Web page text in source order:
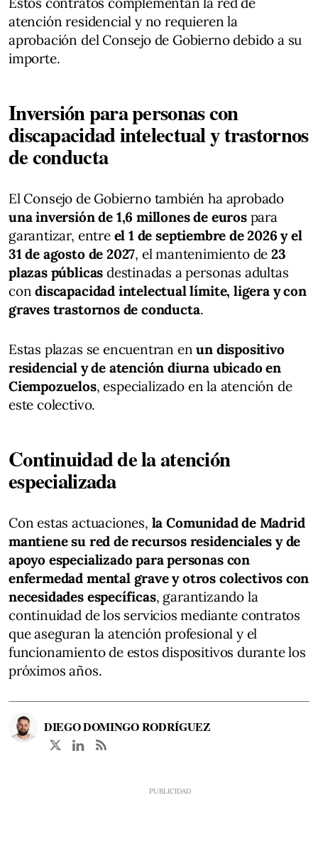
atención residencial y no requieren la
aprobación del Consejo de Gobierno debido a su
importe.
Inversión para personas con
discapacidad intelectual y trastornos
de conducta
El Consejo de Gobierno también ha aprobado
una inversión de 1,6 millones de eurospara
garantizar, entre el 1 de septiembre de 2026 y el
31 de agosto de 2027, el mantenimiento de23
plazas públicas destinadas a personas adultas
condiscapacidad intelectual límite, ligera y con
graves trastornos de conducta.
Estas plazas se encuentran enun dispositivo
residencial y de atención diurna ubicado en
Ciempozuelos, especializado en la atención de
este colectivo.
Continuidad de la atención
especializada
Con estas actuaciones, la Comunidad de Madrid
mantiene su red de recursos residenciales y de
apoyo especializado para personas con
enfermedad mental grave y otros colectivos con
necesidades específicas, garantizando la
continuidad de los servicios mediante contratos
que aseguran la atención profesional y el
funcionamiento de estos dispositivos durante los
próximos años.
DIEGO DOMINGO RODRÍGUEZ